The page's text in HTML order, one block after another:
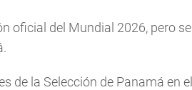
oficial del Mundial 2026, pero se
de la Selección de Panamá en el